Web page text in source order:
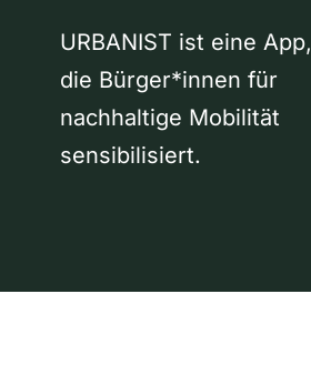
URBANIST ist eine App,
die Bürger*innen für
nachhaltige Mobilität
sensibilisiert.